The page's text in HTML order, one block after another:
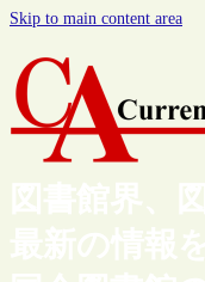
Skip to main content area
図書館界、
最新の情報